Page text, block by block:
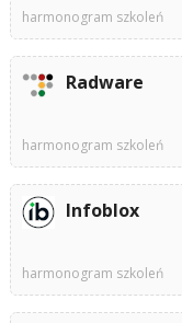
harmonogram szkoleń
Radware
harmonogram szkoleń
Infoblox
harmonogram szkoleń